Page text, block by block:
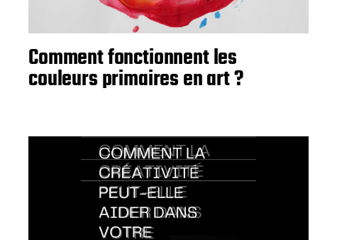
Comment fonctionnent les
couleurs primaires en art ?